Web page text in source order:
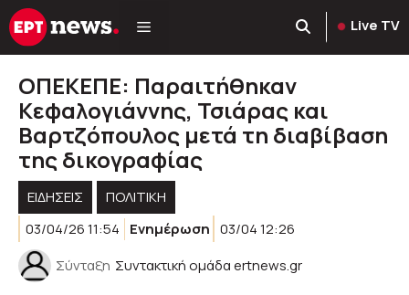
Μετάβαση
σε
Live TV
ΟΠΕΚΕΠΕ: Παραιτήθηκαν
Κεφαλογιάννης, Τσιάρας και
Βαρτζόπουλος μετά τη διαβίβαση
της δικογραφίας
ΕΙΔΗΣΕΙΣ
ΠΟΛΙΤΙΚΉ
03/04/26 11:54
Ενημέρωση 03/04 12:26
Σύνταξη Συντακτική ομάδα ertnews.gr